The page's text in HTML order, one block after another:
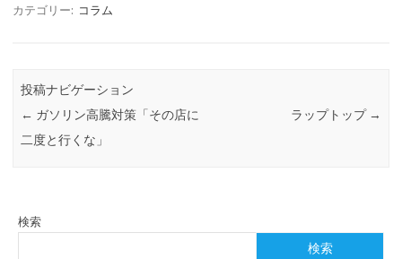
カテゴリー: コラム
投稿ナビゲーション
← ガソリン高騰対策「その店に
二度と行くな」
ラップトップ →
検索
検索